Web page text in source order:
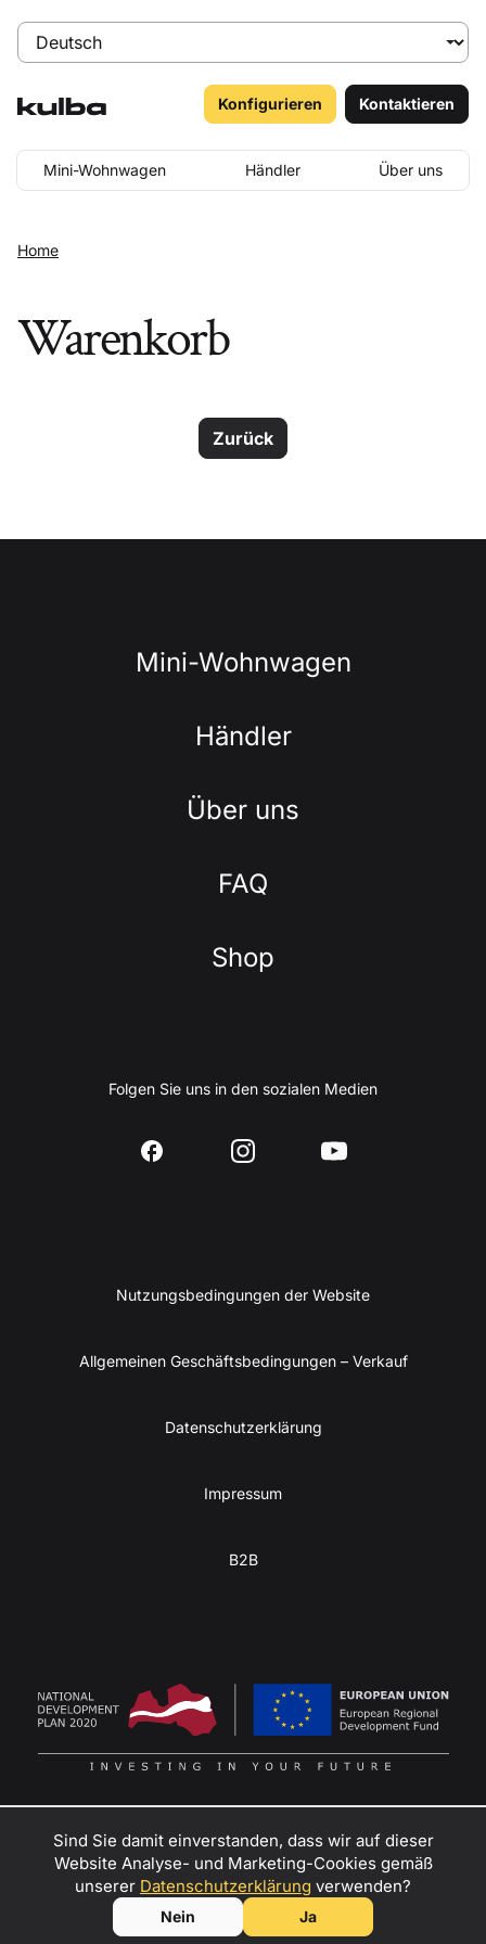
Verwandeln Sie Ihre Abenteuerlust in Gewinn–
kontaktieren Sie uns, um Händler, Mietpartner oder Botschafter
für Kulba Mini-Wohnwagen zu werden!
Mini-Wohnwagen Händler Über uns
Konfigurieren Kontaktieren
Home
Warenkorb
Zurück
Mini-Wohnwagen
Händler
Über uns
FAQ
Shop
Folgen Sie uns in den sozialen Medien
Nutzungsbedingungen der Website
Allgemeinen Geschäftsbedingungen – Verkauf
Datenschutzerklärung
Impressum
B2B
© SIA KULBA, 2026
Sind Sie damit einverstanden, dass wir auf dieser
Website Analyse- und Marketing-Cookies gemäß
unserer Datenschutzerklärung verwenden?
Nein Ja